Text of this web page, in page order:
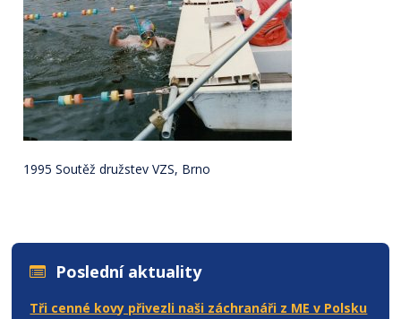
1995 Soutěž družstev VZS, Brno
Poslední aktuality
Tři cenné kovy přivezli naši záchranáři z ME v Polsku